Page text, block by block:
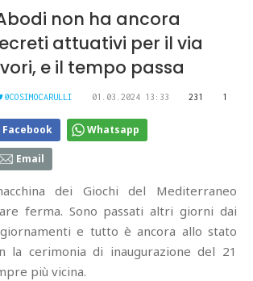
non ha ancora
attuativi per il via
e il tempo passa
@COSIMOCARULLI 01.03.2024 13:33 231 1
Facebook Whatsapp
Email
dei Giochi del Mediterraneo
ferma. Sono passati altri giorni dai
e tutto è ancora allo stato
la cerimonia di inaugurazione del 21
più vicina.